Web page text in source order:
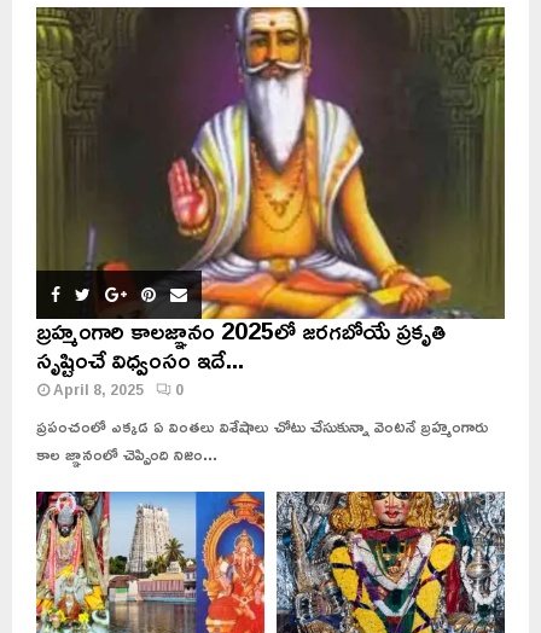
బ్రహ్మంగారి కాలజ్ఞానం 2025లో జరగబోయే ప్రకృతి
సృష్టించే విధ్వంసం ఇదే...
April 8, 2025 0
ప్రపంచంలో ఎక్కడ ఏ వింతలు విశేషాలు చోటు చేసుకున్నా వెంటనే బ్రహ్మంగారు
కాల జ్ఞానంలో చెప్పింది నిజం...